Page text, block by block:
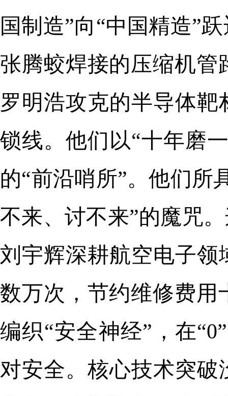
国制造”向“中国精造”
张腾蛟焊接的压缩机
罗明浩攻克的半导体靶
锁线。他们以“十年磨
的“前沿哨所”。他们所
不来、讨不来”的魔咒
刘宇辉深耕航空电子领
数万次，节约维修费用
编织“安全神经”，在
对安全。核心技术突破